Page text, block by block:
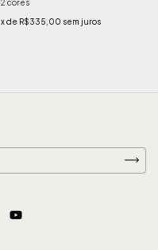
2 cores
x de R$335,00 sem juros